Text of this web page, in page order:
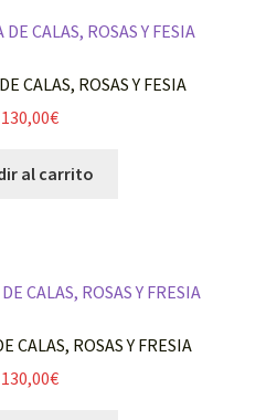
CALAS, ROSAS Y FESIA
130,00€
al carrito
CALAS, ROSAS Y FRESIA
130,00€